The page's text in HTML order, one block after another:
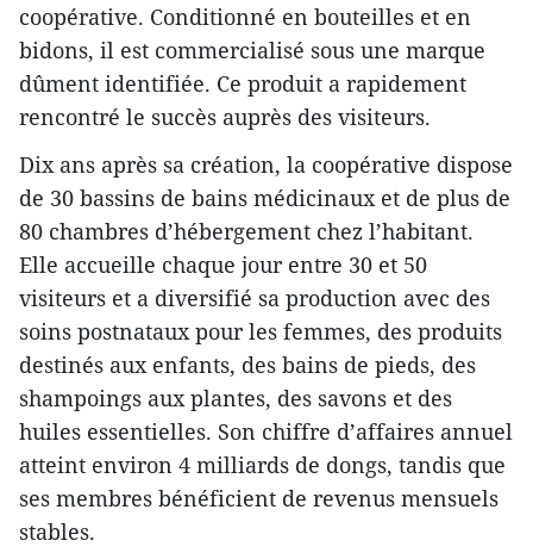
coopérative. Conditionné en bouteilles et en
bidons, il est commercialisé sous une marque
dûment identifiée. Ce produit a rapidement
rencontré le succès auprès des visiteurs.
Dix ans après sa création, la coopérative dispose
de 30 bassins de bains médicinaux et de plus de
80 chambres d’hébergement chez l’habitant.
Elle accueille chaque jour entre 30 et 50
visiteurs et a diversifié sa production avec des
soins postnataux pour les femmes, des produits
destinés aux enfants, des bains de pieds, des
shampoings aux plantes, des savons et des
huiles essentielles. Son chiffre d’affaires annuel
atteint environ 4 milliards de dongs, tandis que
ses membres bénéficient de revenus mensuels
stables.